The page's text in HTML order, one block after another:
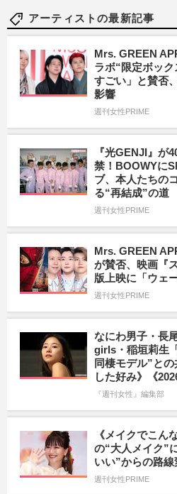
アーティストの最新記事
Mrs. GREEN
ラボ“限定ボッ
すごい」と賛否
影響
週刊女性PRIME
『光GENJI』が
禁！BOOWYに
ブ、本人たちの
る“再結成”の道
週刊女性PRIME
Mrs. GREEN
が賛否、映画『
版上映に「ウェ
週刊女性PRIME
なにわ男子・長
girls・稲垣莉生
同棲モデル”と
した好み》《
『週刊女性』編集部
《メイクでこん
の“大人メイク”
いい”からの路線
週刊女性PRIME